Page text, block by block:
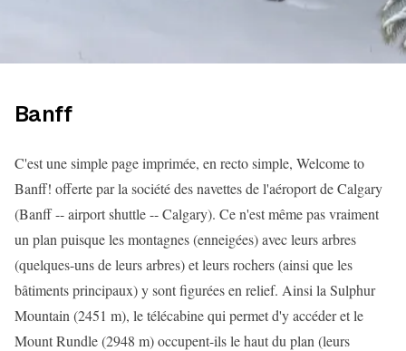
Banff
C'est une simple page imprimée, en recto simple, Welcome to
Banff! offerte par la société des navettes de l'aéroport de Calgary
(Banff -- airport shuttle -- Calgary). Ce n'est même pas vraiment
un plan puisque les montagnes (enneigées) avec leurs arbres
(quelques-uns de leurs arbres) et leurs rochers (ainsi que les
bâtiments principaux) y sont figurées en relief. Ainsi la Sulphur
Mountain (2451 m), le télécabine qui permet d'y accéder et le
Mount Rundle (2948 m) occupent-ils le haut du plan (leurs